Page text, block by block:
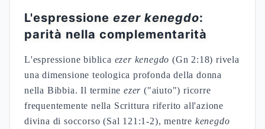
L'espressione ezer kenegdo:
parità nella complementarità
L'espressione biblica ezer kenegdo (Gn 2:18) rivela
una dimensione teologica profonda della donna
nella Bibbia. Il termineezer ("aiuto") ricorre
frequentemente nella Scrittura riferito all'azione
divina di soccorso (Sal 121:1-2), mentre kenegdo